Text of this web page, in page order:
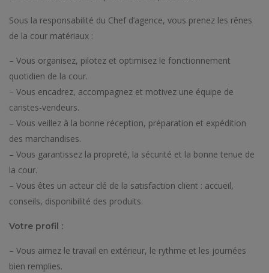
Sous la responsabilité du Chef d’agence, vous prenez les rênes
de la cour matériaux :
– Vous organisez, pilotez et optimisez le fonctionnement
quotidien de la cour.
– Vous encadrez, accompagnez et motivez une équipe de
caristes-vendeurs.
– Vous veillez à la bonne réception, préparation et expédition
des marchandises.
– Vous garantissez la propreté, la sécurité et la bonne tenue de
la cour.
– Vous êtes un acteur clé de la satisfaction client : accueil,
conseils, disponibilité des produits.
Votre profil :
– Vous aimez le travail en extérieur, le rythme et les journées
bien remplies.